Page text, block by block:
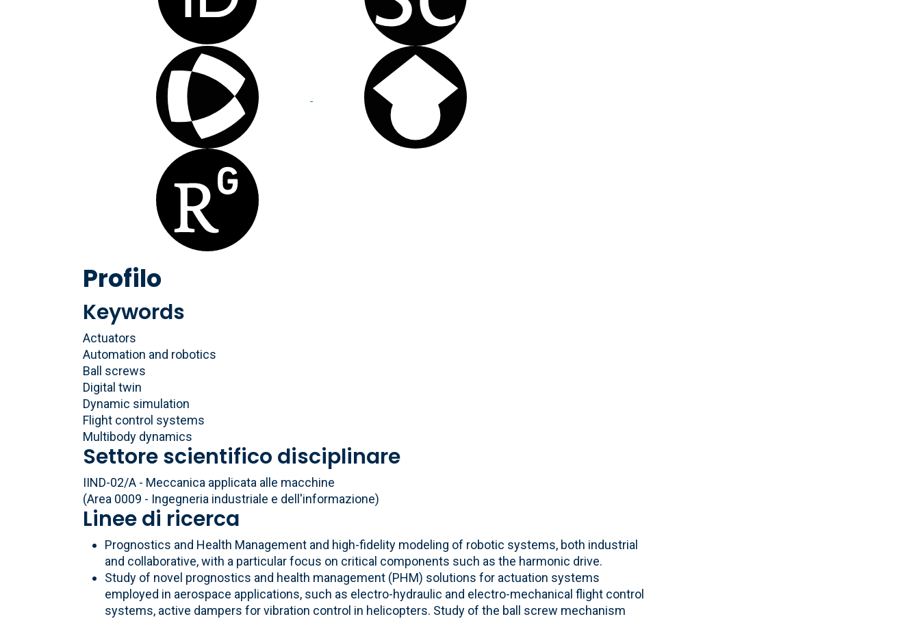
Profilo
Keywords
Actuators
Automation and robotics
Ball screws
Digital twin
Dynamic simulation
Flight control systems
Multibody dynamics
Settore scientifico disciplinare
IIND-02/A - Meccanica applicata alle macchine
(Area 0009 - Ingegneria industriale e dell'informazione)
Linee di ricerca
Prognostics and Health Management and high-fidelity modeling of robotic systems, both industrial
and collaborative, with a particular focus on critical components such as the harmonic drive.
Study of novel prognostics and health management (PHM) solutions for actuation systems
employed in aerospace applications, such as electro-hydraulic and electro-mechanical flight control
systems, active dampers for vibration control in helicopters. Study of the ball screw mechanism